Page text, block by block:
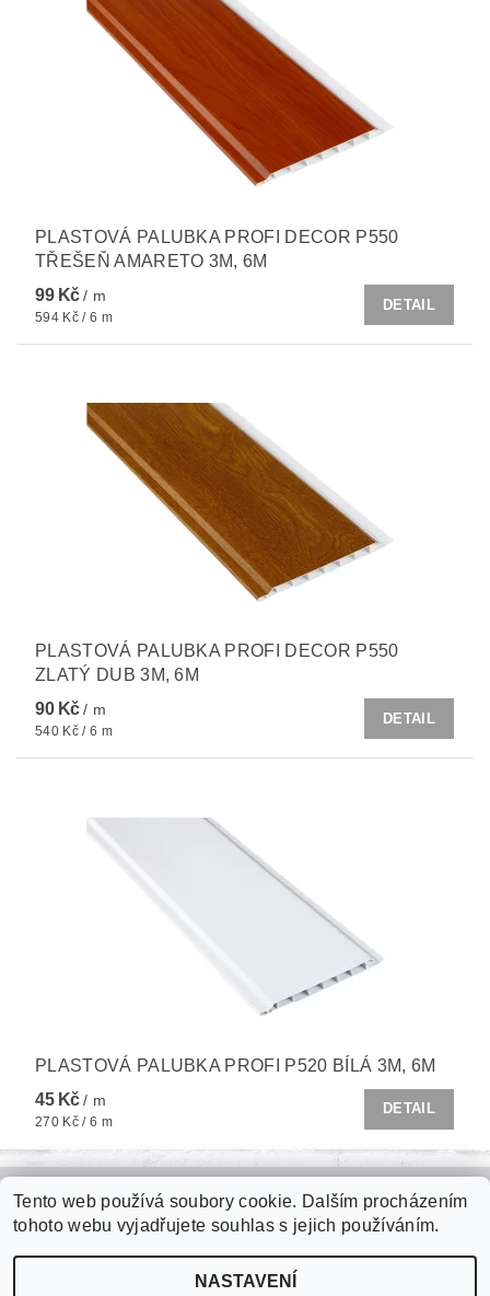
PLASTOVÁ PALUBKA PROFI DECOR P550
TŘEŠEŇ AMARETO 3M, 6M
99 Kč/ m
594 Kč / 6 m
DETAIL
PLASTOVÁ PALUBKA PROFI DECOR P550
ZLATÝ DUB 3M, 6M
90 Kč/ m
540 Kč / 6 m
DETAIL
PLASTOVÁ PALUBKA PROFI P520 BÍLÁ 3M, 6M
45 Kč/ m
270 Kč / 6 m
DETAIL
Zámková dlažba | Plastové palubky | Kari sítě | Jímky na vodu
Fasádní polystyren | Roxory | Tepelné izolace
Tento web používá soubory cookie. Dalším procházením
tohoto webu vyjadřujete souhlas s jejich používáním.
NASTAVENÍ